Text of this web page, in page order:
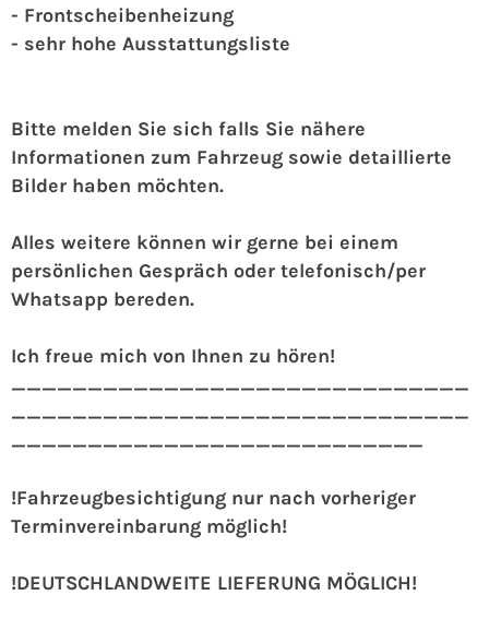
- Frontscheibenheizung
- sehr hohe Ausstattungsliste
Bitte melden Sie sich falls Sie nähere
Informationen zum Fahrzeug sowie detaillierte
Bilder haben möchten.
Alles weitere können wir gerne bei einem
persönlichen Gespräch oder telefonisch/per
Whatsapp bereden.
Ich freue mich von Ihnen zu hören!
______________________________
______________________________
___________________________
!Fahrzeugbesichtigung nur nach vorheriger
Terminvereinbarung möglich!
!DEUTSCHLANDWEITE LIEFERUNG MÖGLICH!